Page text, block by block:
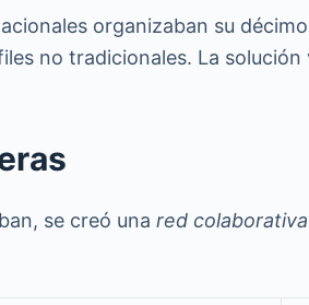
organizaban su
no tradicionales. La
se creó una red colaborativa